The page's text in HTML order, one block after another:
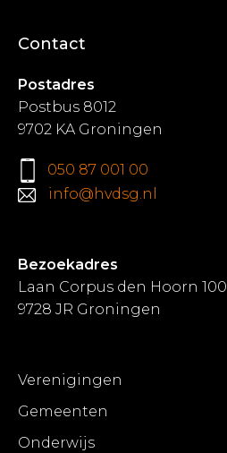
Contact
Postadres
Postbus 8012
9702 KA Groningen
050 87 001 00
info@hvdsg.nl
Bezoekadres
Laan Corpus den Hoorn 100
9728 JR Groningen
Verenigingen
Gemeenten
Onderwijs